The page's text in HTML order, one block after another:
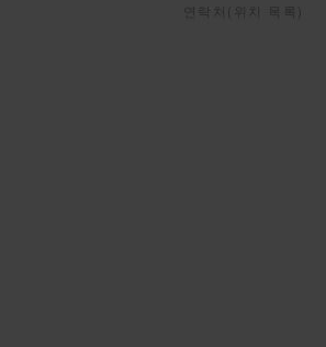
연락처(위치 목록)